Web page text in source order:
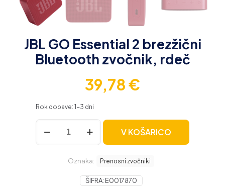
JBL GO Essential 2 brezžični
Bluetooth zvočnik, rdeč
39,78€
Rok dobave: 1-3 dni
JBL
GO
Essential
V KOŠARICO
Oznaka: Prenosni zvočniki
ŠIFRA: E0017870